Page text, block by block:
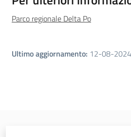
Parco regionale Delta Po
Ultimo aggiornamento: 12-08-